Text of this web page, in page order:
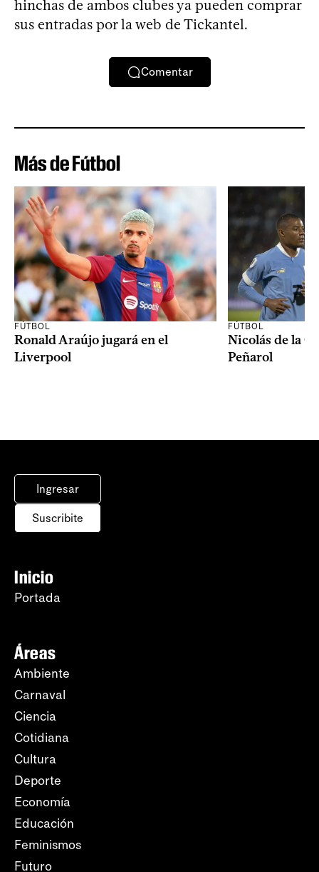
hinchas de ambos clubes ya pueden comprar
sus entradas por la web de Tickantel.
Comentar
Más de Fútbol
FÚTBOL
Ronald Araújo jugará en el
Liverpool
FÚTBOL
Nicolás de la
Peñarol
Ingresar
Suscribite
Inicio
Portada
Áreas
Ambiente
Carnaval
Ciencia
Cotidiana
Cultura
Deporte
Economía
Educación
Feminismos
Futuro